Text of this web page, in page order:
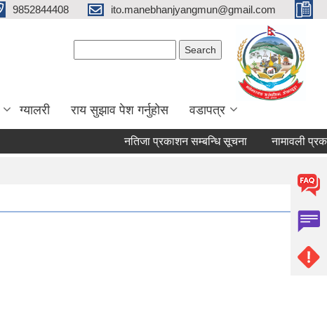
9852844408 ito.manebhanjyangmun@gmail.com
ग्यालरी राय सुझाव पेश गर्नुहोस वडापत्र
नतिजा प्रकाशन सम्बन्धि सूचना नामावली